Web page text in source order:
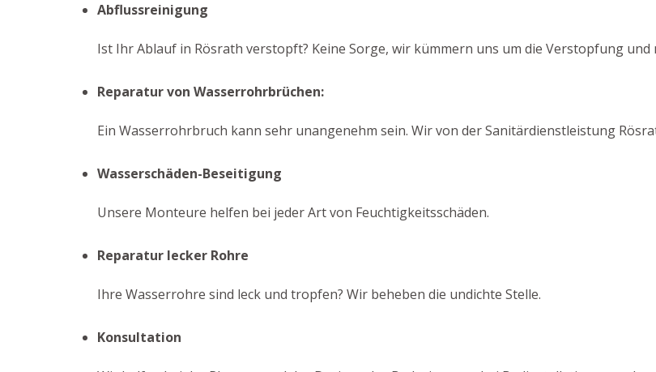
Abflussreinigung
Ist Ihr Ablauf in Rösrath verstopft? Keine Sorge, wir kümmern uns um die Verstopfung und
Reparatur von Wasserrohrbrüchen:
Ein Wasserrohrbruch kann sehr unangenehm sein. Wir von der Sanitärdienstleistung
Wasserschäden-Beseitigung
Unsere Monteure helfen bei jeder Art von Feuchtigkeitsschäden.
Reparatur lecker Rohre
Ihre Wasserrohre sind leck und tropfen? Wir beheben die undichte Stelle.
Konsultation